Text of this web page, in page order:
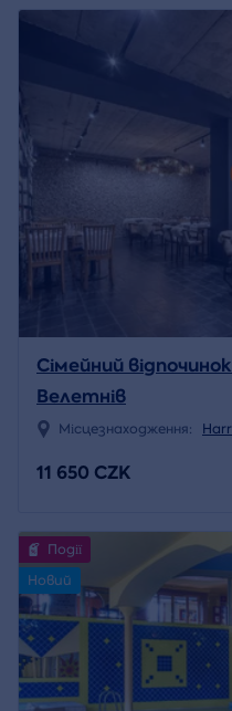
Сімейний
Велетнів
Місцезнаходження:
11 650 CZK
Події
Новий